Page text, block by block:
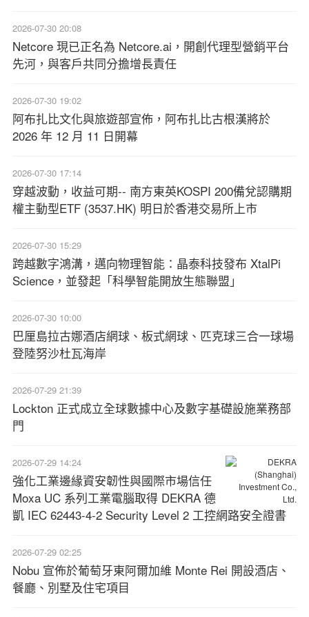
2026-07-30 20:08
Netcore 現已正名為 Netcore.ai，開創代理型營銷平台
先河，與客戶共同分擔增長責任
2026-07-30 19:02
阿布扎比文化與旅遊部宣佈，阿布扎比古根漢將於
2026 年 12 月 11 日開幕
2026-07-30 17:14
穿越波動，收益可期-- 南方東英KOSPI 200備兌認購期
權主動型ETF (3537.HK) 明日於香港交易所上市
2026-07-30 15:29
跨越數字鴻溝，邁向物理智能：晶泰科技發布 XtalPi
Science，並發起「科學智能開放生態聯盟」
2026-07-30 10:00
巴厘島拉古娜酒店網球、板式網球、匹克球三合一球場
登陸努沙杜瓦海岸
2026-07-29 21:39
Lockton 正式成立全球數據中心及數字基礎設施業務部
門
2026-07-29 14:24
強化工業邊緣資安韌性與國際市場信任
Moxa UC 系列工業電腦取得 DEKRA 德
凱 IEC 62443-4-2 Security Level 2 工控網路安全證書
2026-07-29 02:25
Nobu 宣佈於葡萄牙東阿爾加維 Monte Rei 開設酒店、
餐廳、別墅及住宅項目